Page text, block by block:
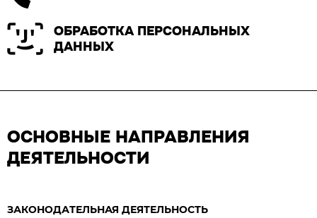
ОБРАБОТКА ПЕРСОНАЛЬНЫХ
ДАННЫХ
ОСНОВНЫЕ НАПРАВЛЕНИЯ
ДЕЯТЕЛЬНОСТИ
ЗАКОНОДАТЕЛЬНАЯ ДЕЯТЕЛЬНОСТЬ